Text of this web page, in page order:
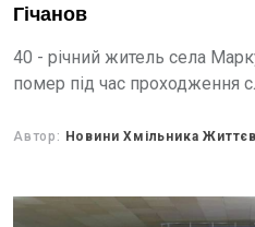
Гічанов
40 - річний житель села
помер під час проходження
Автор: Новини Хмільника